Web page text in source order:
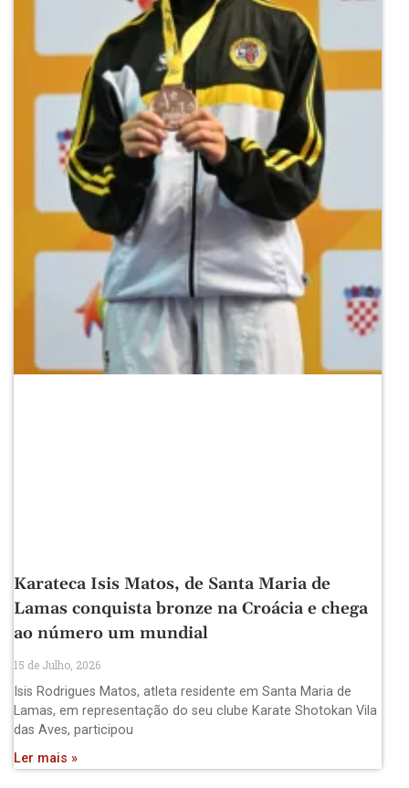
Karateca Isis Matos, de Santa Maria de
Lamas conquista bronze na Croácia e chega
ao número um mundial
15 de Julho, 2026
Isis Rodrigues Matos, atleta residente em Santa Maria de
Lamas, em representação do seu clube Karate Shotokan Vila
das Aves, participou
Ler mais »